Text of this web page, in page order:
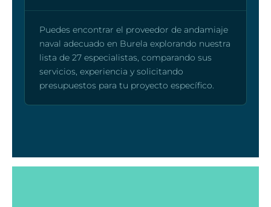
Puedes encontrar el proveedor de andamiaje
naval adecuado en Burela explorando nuestra
lista de 27 especialistas, comparando sus
servicios, experiencia y solicitando
presupuestos para tu proyecto específico.